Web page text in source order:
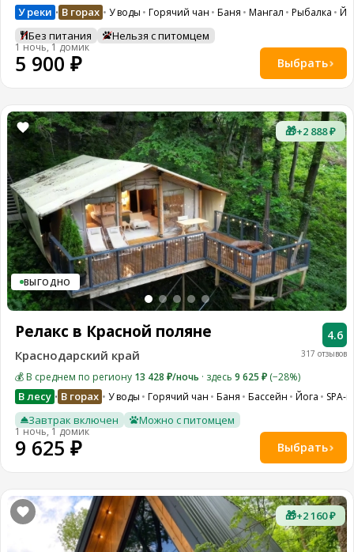
У реки • В горах У воды Горячий чан Баня Мангал Рыбалка
Без питания Нельзя с питомцем
1 ночь, 1 домик
5 900 ₽ Выбрать
🎁+2 888 ₽
ВЫГОДНО
317 отзывов
4.6
Релакс в Красной поляне
Краснодарский край
💰 В среднем по региону 13 428 ₽/ночь · здесь 9 625 ₽ (−28%)
В лесу • В горах У воды Горячий чан Баня Бассейн Йога SPA-
Завтрак включен Можно с питомцем
1 ночь, 1 домик
9 625 ₽ Выбрать
🎁+2 160 ₽